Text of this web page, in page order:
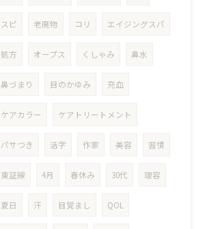
スピ 老廃物 コリ エイジングスパ
処方 オープス くしゃみ 鼻水
鼻づまり 目のかゆみ 充血
ケアカラー ケアトリートメント
パサつき 活字 作家 美容 習慣
東証線 4月 春休み 30代 理容
夏日 汗 目覚まし QOL